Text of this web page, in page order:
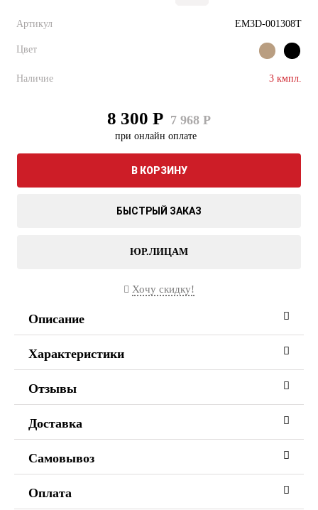
Артикул EM3D-001308T
Цвет
Наличие 3 кмпл.
8 300 Р 7 968 Р
при онлайн оплате
В КОРЗИНУ
БЫСТРЫЙ ЗАКАЗ
ЮР.ЛИЦАМ
Хочу скидку!
Описание
Характеристики
Отзывы
Доставка
Самовывоз
Оплата